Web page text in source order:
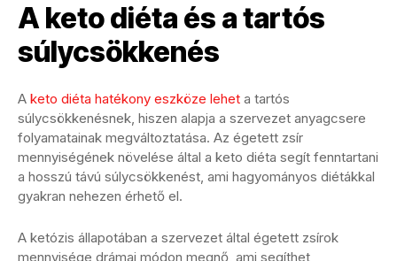
A keto diéta és a tartós
súlycsökkenés
A keto diéta hatékony eszköze lehet a tartós
súlycsökkenésnek, hiszen alapja a szervezet anyagcsere
folyamatainak megváltoztatása. Az égetett zsír
mennyiségének növelése által a keto diéta segít fenntartani
a hosszú távú súlycsökkenést, ami hagyományos diétákkal
gyakran nehezen érhető el.
A ketózis állapotában a szervezet által égetett zsírok
mennyisége drámai módon megnő, ami segíthet